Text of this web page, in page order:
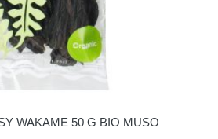
WAKAME 50 G BIO MUSO